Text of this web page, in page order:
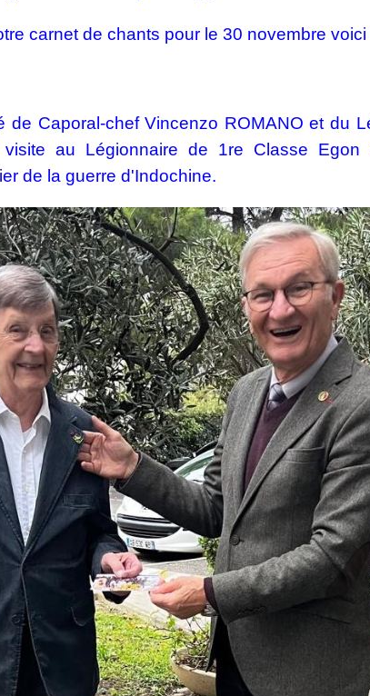
carnet de chants pour le 30 novembre voici
de Caporal-chef Vincenzo ROMANO et du
au Légionnaire de 1re Classe Egon
de la guerre d'Indochine.